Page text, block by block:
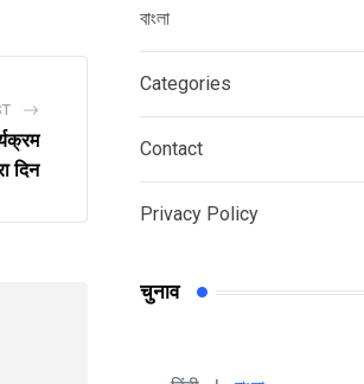
दिन
বাংলা
Categories
Contact
Privacy Policy
चुनाव